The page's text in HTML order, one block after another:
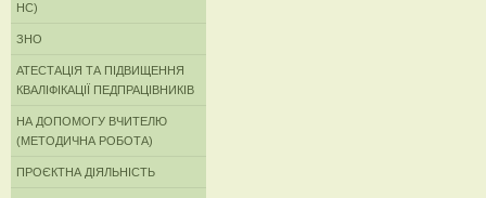
НС)
ЗНО
АТЕСТАЦІЯ ТА ПІДВИЩЕННЯ
КВАЛІФІКАЦІЇ ПЕДПРАЦІВНИКІВ
НА ДОПОМОГУ ВЧИТЕЛЮ
(МЕТОДИЧНА РОБОТА)
ПРОЄКТНА ДІЯЛЬНІСТЬ